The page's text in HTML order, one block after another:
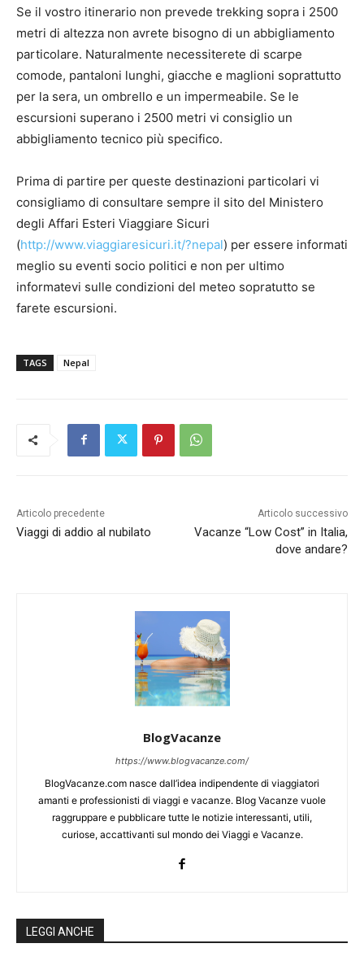
Se il vostro itinerario non prevede trekking sopra i 2500
metri di altezza non avrete bisogno di un abbigliamento
particolare. Naturalmente necessiterete di scarpe
comode, pantaloni lunghi, giacche e maglioni soprattutto
per la sera, un ombrello e un impermeabile. Se le
escursioni superano i 2500 metri vi consiglio un
abbigliamento tecnico più specifico.
Prima di partire per queste destinazioni particolari vi
consigliamo di consultare sempre il sito del Ministero
degli Affari Esteri Viaggiare Sicuri
(http://www.viaggiaresicuri.it/?nepal) per essere informati
meglio su eventi socio politici e non per ultimo
informatevi sulle condizioni del meteo sopratutto se
farete escursioni.
TAGS Nepal
Articolo precedente
Viaggi di addio al nubilato
Articolo successivo
Vacanze “Low Cost” in Italia,
dove andare?
BlogVacanze
https://www.blogvacanze.com/
BlogVacanze.com nasce dall’idea indipendente di viaggiatori
amanti e professionisti di viaggi e vacanze. Blog Vacanze vuole
raggruppare e pubblicare tutte le notizie interessanti, utili,
curiose, accattivanti sul mondo dei Viaggi e Vacanze.
LEGGI ANCHE